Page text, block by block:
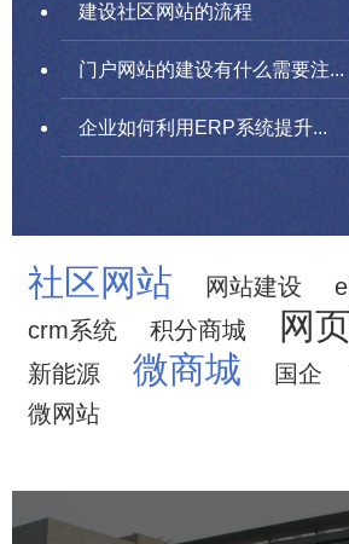
建设社区网站的流程
门户网站的建设有什么需要注...
企业如何利用ERP系统提升...
社区网站 网站建设
crm系统
积分商城 网
新能源 微商城 国企
微网站